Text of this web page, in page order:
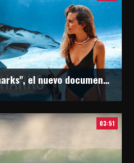
Esto es "Missing Sharks", el nuevo documental de Martina Alvarez
03:51